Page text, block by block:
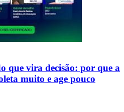
que vira decisão: por que a
muito e age pouco